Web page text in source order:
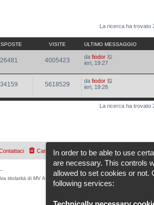
La ricerca ha trovato
VISITE ULTIMO MESSAGGIO
26481 4005423 da fiodor
ieri, 19:27
34159 5618529 da fiodor
ieri, 19:26
La ricerca ha trovato
Tutti gli
Cookie-Settings
Cancella cookie
titolarità di MV AGUSTA MOTOR SPA
In order to be able to use
are necessary. This controls
allowed to set cookies or not.
following services: